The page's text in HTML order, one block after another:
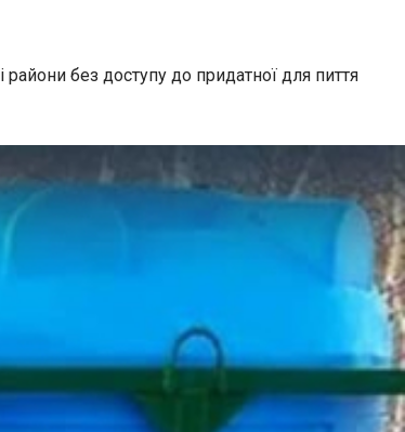
без доступу до придатної для пиття